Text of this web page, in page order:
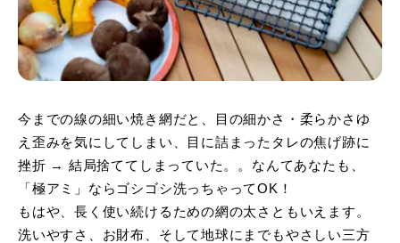
今までの線の細い焼き網だと、目の細かさ・柔らかさゆ
え歪みを気にしてしまい、目に詰まったタレの焦げ跡に
挫折 → 結局捨ててしまっていた。。なんてあなたも、
「極アミ」ならゴシゴシ洗っちゃってOK！
もはや、長く使い続けるための網の太さともいえます。
洗いやすさ、お財布、そして地球にまでもやさしい三方